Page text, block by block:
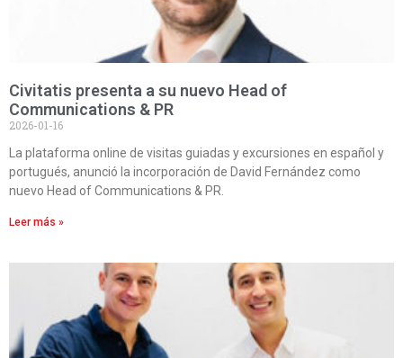
Civitatis presenta a su nuevo Head of
Communications & PR
2026-01-16
La plataforma online de visitas guiadas y excursiones en español y
portugués, anunció la incorporación de David Fernández como
nuevo Head of Communications & PR.
Leer más »